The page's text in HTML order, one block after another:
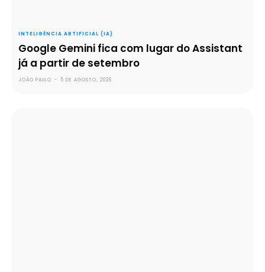
INTELIGÊNCIA ARTIFICIAL (IA)
Google Gemini fica com lugar do Assistant
já a partir de setembro
JOÃO PAULO - 5 DE AGOSTO, 2026